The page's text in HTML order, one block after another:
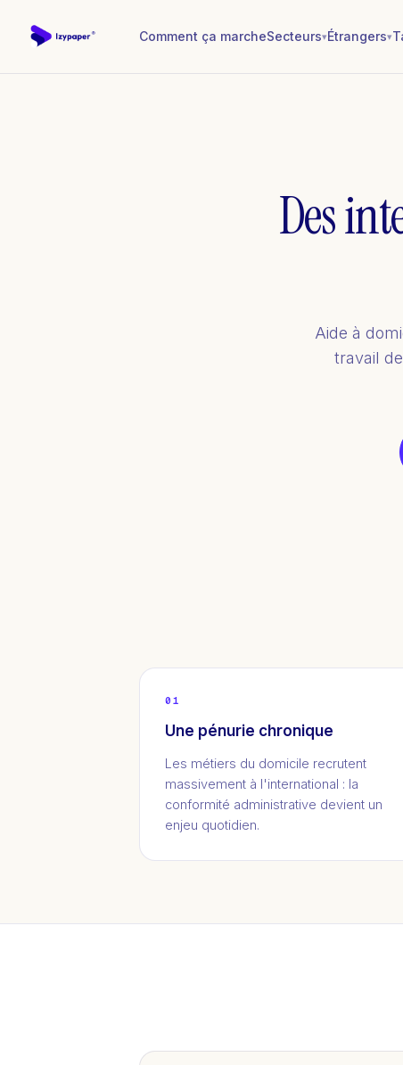
Comment ça marcheSecteurs▾Étrangers▾
Des
Aide à
travail
01
Une pénurie chronique
Les métiers du domicile recrutent
massivement à l'international : la
conformité administrative devient un
enjeu quotidien.